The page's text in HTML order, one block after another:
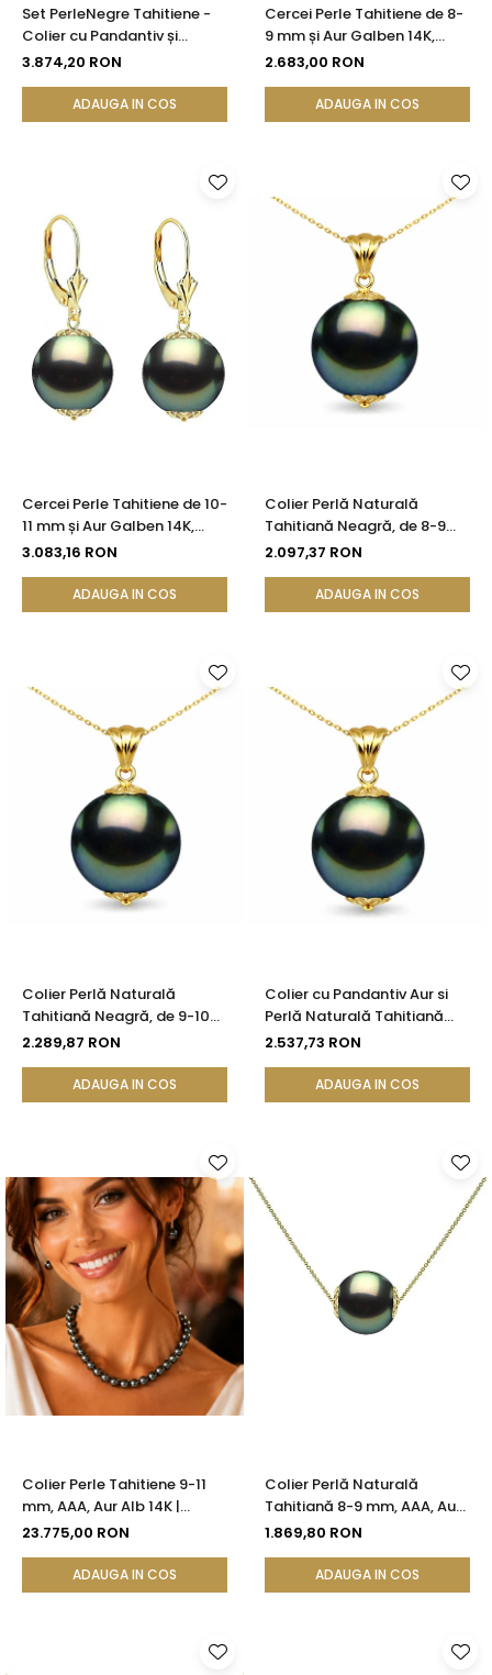
Set PerleNegre Tahitiene -
Colier cu Pandantiv și
Cercei, Aur Galben 14K, Perle
AAA | KASKADDA®
3.874,20 RON
ADAUGA IN COS
Cercei Perle Tahitiene de 8-
9 mm și Aur Galben 14K,
Forma Rotundă |
2.683,00 RON
ADAUGA IN COS
Cercei Perle Tahitiene de 10-
11 mm și Aur Galben 14K,
Forma Rotundă |
3.083,16 RON
ADAUGA IN COS
Colier Perlă Naturală
Tahitiană Neagră, de 8-9
mm, AAA, Aur Galben 14K cu
2.097,37 RON
ADAUGA IN COS
Colier Perlă Naturală
Tahitiană Neagră, de 9-10
mm, Calitate AAA, Aur
KASKADDA®
2.289,87 RON
ADAUGA IN COS
Colier cu Pandantiv Aur si
Perlă Naturală Tahitiană
Neagră, de 10-11 mm, AAA,
Pandantiv | KASKADDA®
2.537,73 RON
ADAUGA IN COS
Colier Perle Tahitiene 9-11
mm, AAA, Aur Alb 14K |
KASKADDA®
23.775,00 RON
ADAUGA IN COS
Colier Perlă Naturală
Tahitiană 8-9 mm, AAA, Aur
Galben 14K | KASKADDA®
1.869,80 RON
ADAUGA IN COS